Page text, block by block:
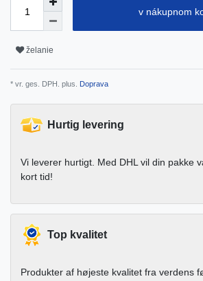
v nákupnom
želanie
* vr. ges. DPH. plus. Doprava
Hurtig levering
Vi leverer hurtigt. Med DHL vil din pakke
kort tid!
Top kvalitet
Produkter af højeste kvalitet fra verdens